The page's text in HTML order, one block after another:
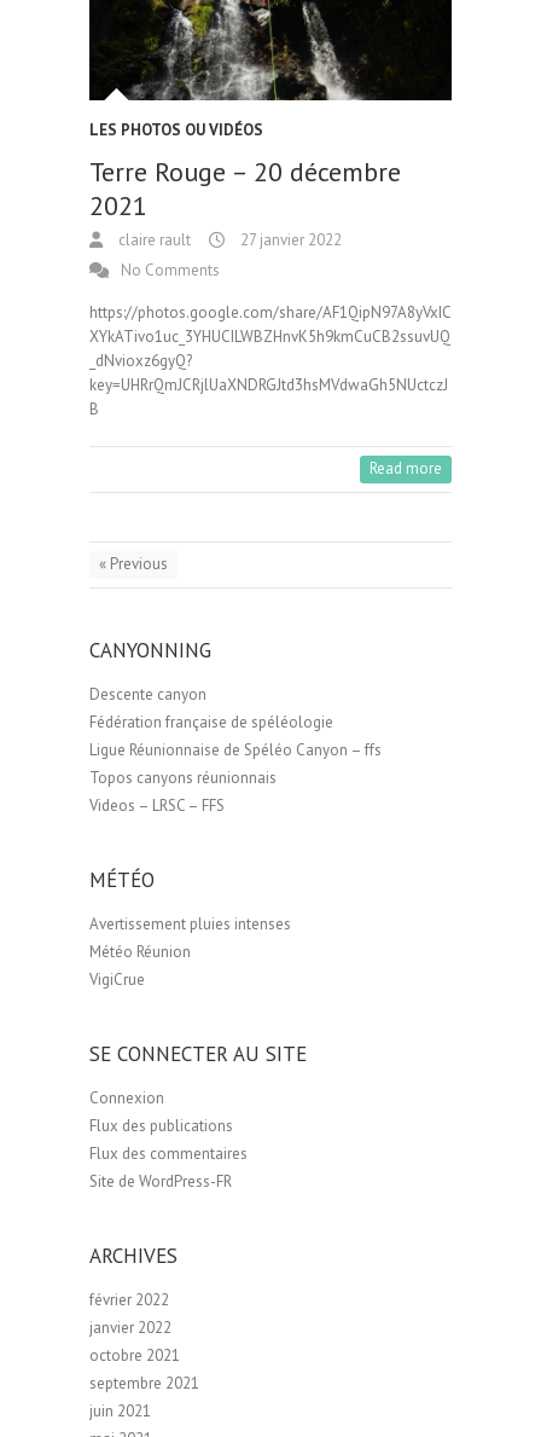
LES PHOTOS OU VIDÉOS
Terre Rouge – 20 décembre
2021
claire rault
27 janvier 2022
No Comments
https://photos.google.com/share/AF1QipN97A8yVxIC
XYkATivo1uc_3YHUCILWBZHnvK5h9kmCuCB2ssuvUQ
_dNvioxz6gyQ?
key=UHRrQmJCRjlUaXNDRGJtd3hsMVdwaGh5NUctczJ
B
Read more
« Previous
CANYONNING
Descente canyon
Fédération française de spéléologie
Ligue Réunionnaise de Spéléo Canyon – ffs
Topos canyons réunionnais
Videos – LRSC – FFS
MÉTÉO
Avertissement pluies intenses
Météo Réunion
VigiCrue
SE CONNECTER AU SITE
Connexion
Flux des publications
Flux des commentaires
Site de WordPress-FR
ARCHIVES
février 2022
janvier 2022
octobre 2021
septembre 2021
juin 2021